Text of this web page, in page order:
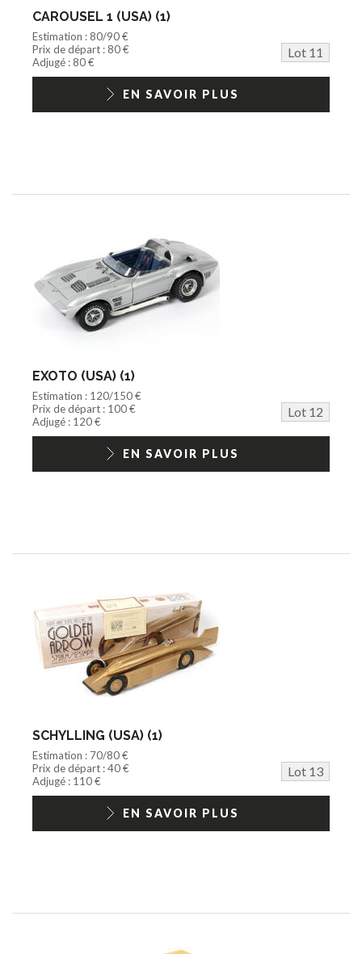
CAROUSEL 1 (USA) (1)
Estimation : 80/90 €
Prix de départ : 80 €
Lot 11
Adjugé : 80 €
EN SAVOIR PLUS
EXOTO (USA) (1)
Estimation : 120/150 €
Prix de départ : 100 €
Lot 12
Adjugé : 120 €
EN SAVOIR PLUS
SCHYLLING (USA) (1)
Estimation : 70/80 €
Prix de départ : 40 €
Lot 13
Adjugé : 110 €
EN SAVOIR PLUS